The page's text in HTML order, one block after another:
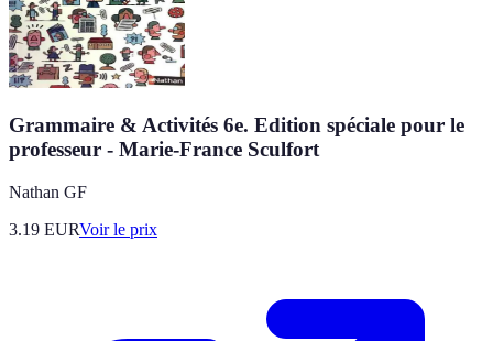
Grammaire & Activités 6e. Edition spéciale pour le
professeur - Marie-France Sculfort
Nathan GF
3.19 EURVoir le prix